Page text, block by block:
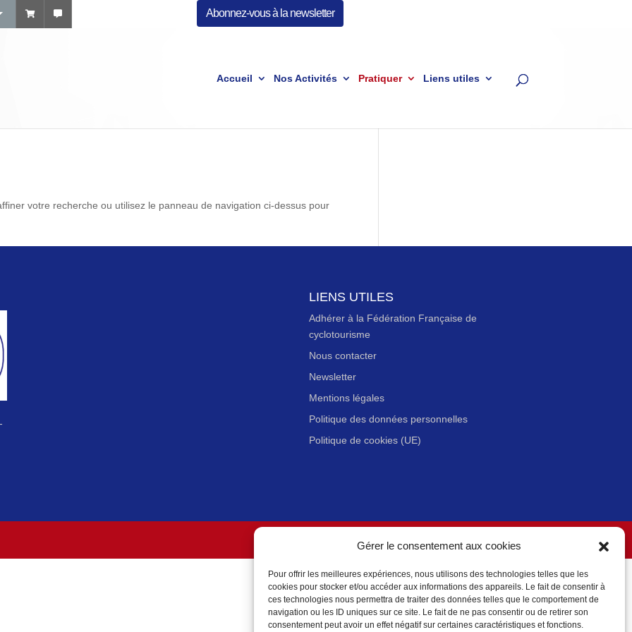
Gérer le consentement aux cookies
Pour offrir les meilleures expériences, nous utilisons des technologies telles que les
cookies pour stocker et/ou accéder aux informations des appareils. Le fait de consentir à
ces technologies nous permettra de traiter des données telles que le comportement de
navigation ou les ID uniques sur ce site. Le fait de ne pas consentir ou de retirer son
consentement peut avoir un effet négatif sur certaines caractéristiques et fonctions.
Abonnez-vous à la newsletter
Accueil Nos Activités Pratiquer Liens utiles
votre recherche ou utilisez le panneau de navigation ci-dessus pour
LIENS UTILES
Adhérer à la Fédération Française de
cyclotourisme
Nous contacter
Newsletter
Mentions légales
Politique des données personnelles
Politique de cookies (UE)